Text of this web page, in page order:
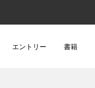
エントリー 書籍